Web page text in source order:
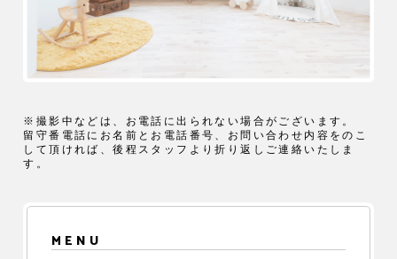
※撮影中などは、お電話に出られない場合がございます。
留守番電話にお名前とお電話番号、お問い合わせ内容をのこ
して頂ければ、後程スタッフより折り返しご連絡いたしま
す。
MENU